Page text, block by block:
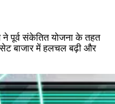
पूर्व संकेतित योजना के तहत
बाजार में हलचल बढ़ी और